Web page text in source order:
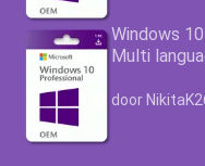
Windows
Multi
Waardering
door